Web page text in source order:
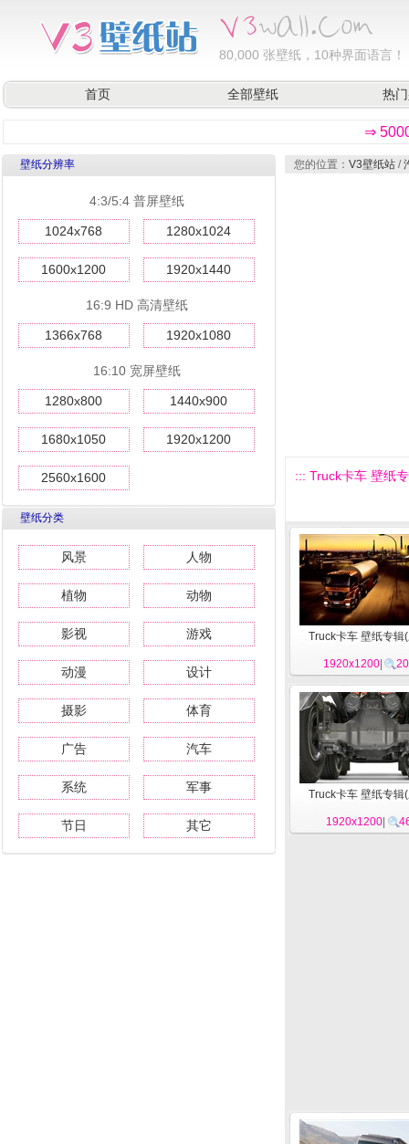
80,000 张壁纸，10种界面语言！
首页 全部壁纸 热
⇒
壁纸分辨率
4:3/5:4 普屏壁纸
1024x768 1280x1024
1600x1200 1920x1440
16:9 HD 高清壁纸
1366x768 1920x1080
16:10 宽屏壁纸
1280x800 1440x900
1680x1050 1920x1200
2560x1600
壁纸分类
风景 人物
植物 动物
影视 游戏
动漫 设计
摄影 体育
广告 汽车
系统 军事
节日 其它
您的位置： V3壁纸站 /
::: Truck卡车 壁纸
Truck卡车 壁纸专辑
1920x1200
Truck卡车 壁纸专辑
1920x1200